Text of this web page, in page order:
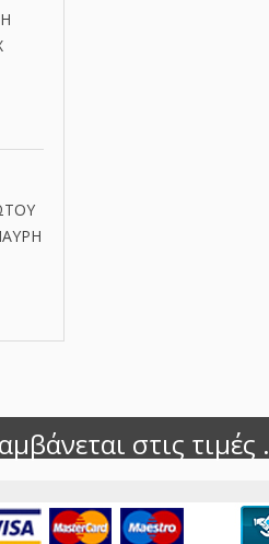
στις τιμές .